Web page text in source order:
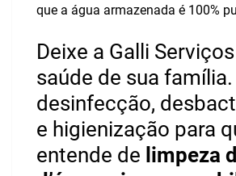
que a água armazenada é 100%
Deixe a Galli
saúde de sua
desinfecção,
e higienização para
entende de limpeza